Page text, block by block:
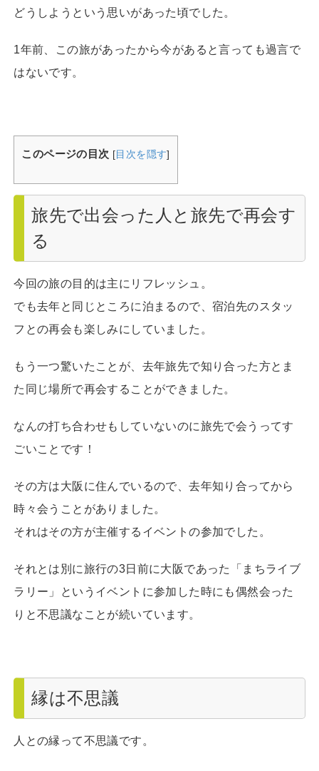
どうしようという思いがあった頃でした。
1年前、この旅があったから今があると言っても過言で
はないです。
このページの目次 [ 目次を隠す]
旅先で出会った人と旅先で再会す
る
今回の旅の目的は主にリフレッシュ。
でも去年と同じところに泊まるので、宿泊先のスタッ
フとの再会も楽しみにしていました。
もう一つ驚いたことが、去年旅先で知り合った方とま
た同じ場所で再会することができました。
なんの打ち合わせもしていないのに旅先で会うってす
ごいことです！
その方は大阪に住んでいるので、去年知り合ってから
時々会うことがありました。
それはその方が主催するイベントの参加でした。
それとは別に旅行の3日前に大阪であった「まちライブ
ラリー」というイベントに参加した時にも偶然会った
りと不思議なことが続いています。
縁は不思議
人との縁って不思議です。